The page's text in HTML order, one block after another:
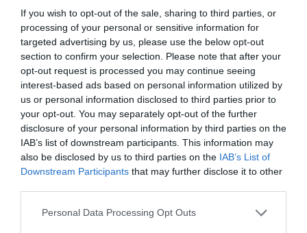
If you wish to opt-out of the sale, sharing to third parties, or
processing of your personal or sensitive information for
targeted advertising by us, please use the below opt-out
section to confirm your selection. Please note that after your
opt-out request is processed you may continue seeing
interest-based ads based on personal information utilized by
us or personal information disclosed to third parties prior to
your opt-out. You may separately opt-out of the further
disclosure of your personal information by third parties on the
IAB’s list of downstream participants. This information may
also be disclosed by us to third parties on the IAB’s List of
Downstream Participants that may further disclose it to other
Please note that this website/app uses one or more Google
Personal Data Processing Opt Outs
06.08.2026 | 09:03
Μαροκινός παράνομος μετανάστης επιτέθηκε
σε 42χρονη σε στάση Τραμ στην Ισπανία και
απείλησε ότι θα την κακοποιήσει!